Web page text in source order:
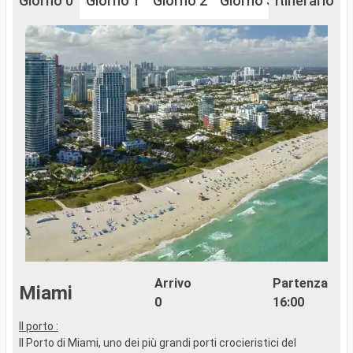
Miami
Arrivo
0
Partenza
16:00
Il porto :
Il Porto di Miami, uno dei più grandi porti crocieristici del